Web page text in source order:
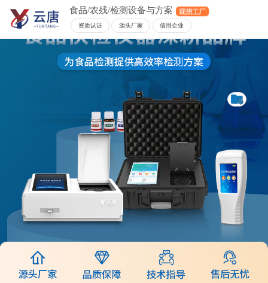
食品/农残/检测设备与方案
资质认证 源头厂家 信用企业